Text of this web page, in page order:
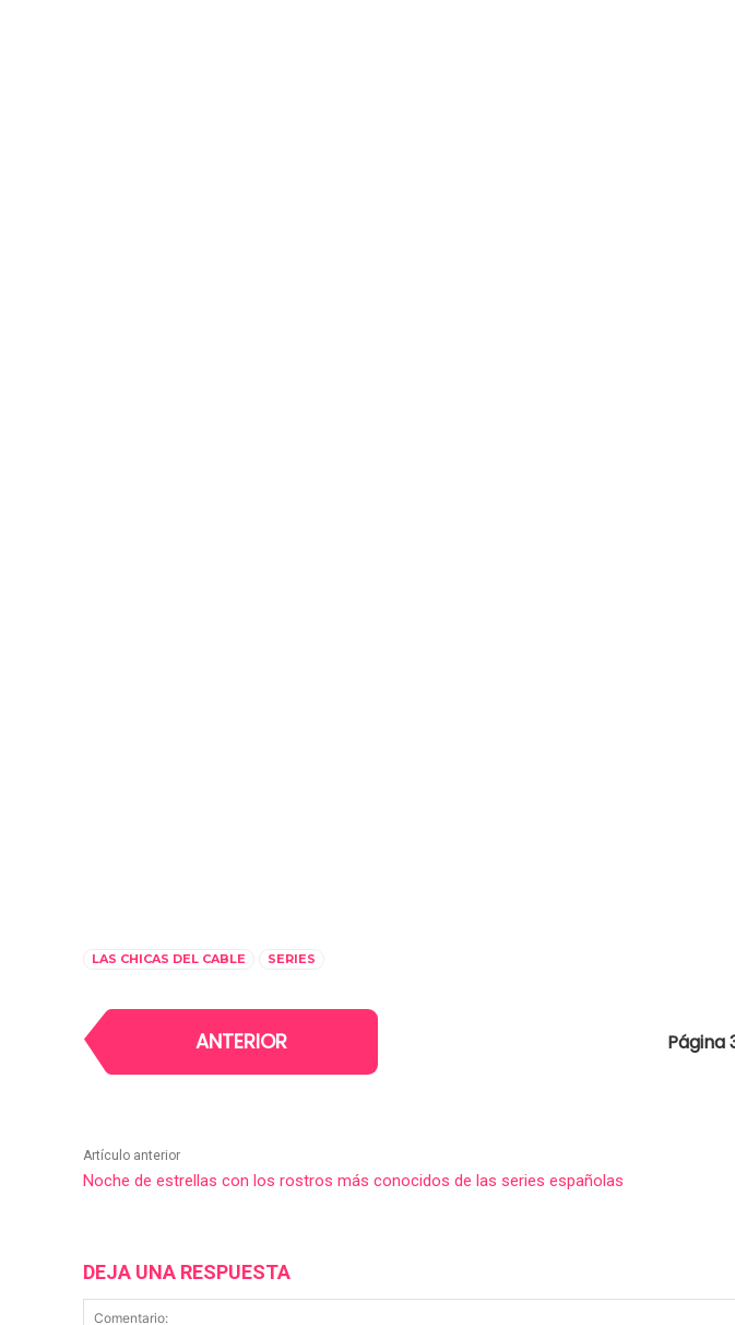
LAS CHICAS DEL CABLE SERIES
ANTERIOR Página
Artículo anterior
Noche de estrellas con los rostros más conocidos de las series españolas
DEJA UNA RESPUESTA